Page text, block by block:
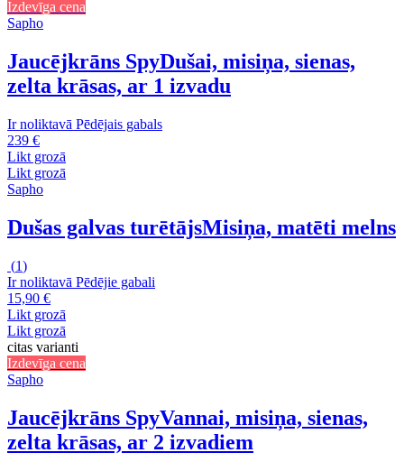
Izdevīga cena
Sapho
Jaucējkrāns SpyDušai, misiņa, sienas,
zelta krāsas, ar 1 izvadu
Ir noliktavā Pēdējais gabals
239 €
Likt grozā
Likt grozā
Sapho
Dušas galvas turētājsMisiņa, matēti melns
(1)
Ir noliktavā Pēdējie gabali
15,90 €
Likt grozā
Likt grozā
citas varianti
Izdevīga cena
Sapho
Jaucējkrāns SpyVannai, misiņa, sienas,
zelta krāsas, ar 2 izvadiem